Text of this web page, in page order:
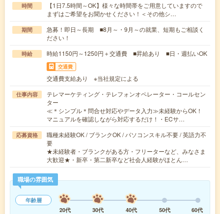
時間
【1日7.5時間～OK】様々な時間帯をご用意していますので
まずはご希望をお聞かせください！＜その他シ…
期間
急募！即日～長期 ■8月～・9月～の就業、短期もご相談く
ださい！
時給 時給1150円～1250円＋交通費 ■昇給あり ■日・週払いOK
交通費
交通費支給あり ※当社規定による
仕事内容
テレマーケティング・テレフォンオペレーター・コールセン
ター
≪＊シンプル＊問合せ対応やデータ入力≫未経験からOK！
マニュアルを確認しながら対応するだけ！・ECサ…
応募資格
職種未経験OK / ブランクOK / パソコンスキル不要 / 英語力不
要
★未経験者・ブランクがある方・フリーターなど、みなさま
大歓迎★・新卒・第二新卒など社会人経験がほとん…
職場の雰囲気
年齢層
20代
30代 40代 50代
60代